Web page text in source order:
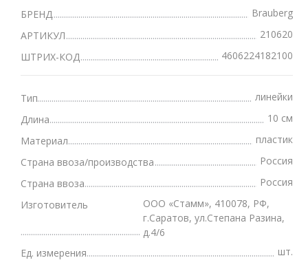
БРЕНД
Brauberg
АРТИКУЛ
210620
ШТРИХ-КОД
4606224182100
Тип
линейки
Длина
10 см
Материал
пластик
Страна ввоза/производства
Россия
Страна ввоза
Россия
Изготовитель
ООО «Стамм», 410078, РФ,
г.Саратов, ул.Степана Разина,
д.4/6
Ед. измерения
шт.